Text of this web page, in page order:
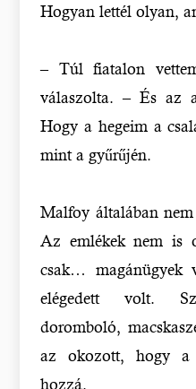
Hogyan lettél olyan,
– Túl fiatalon
válaszolta. – És az
Hogy a hegeim a
mint a gyűrűjén.
Malfoy általában
Az emlékek nem is
csak… magánügyek
elégedett volt.
doromboló,
az okozott, hogy
hozzá.